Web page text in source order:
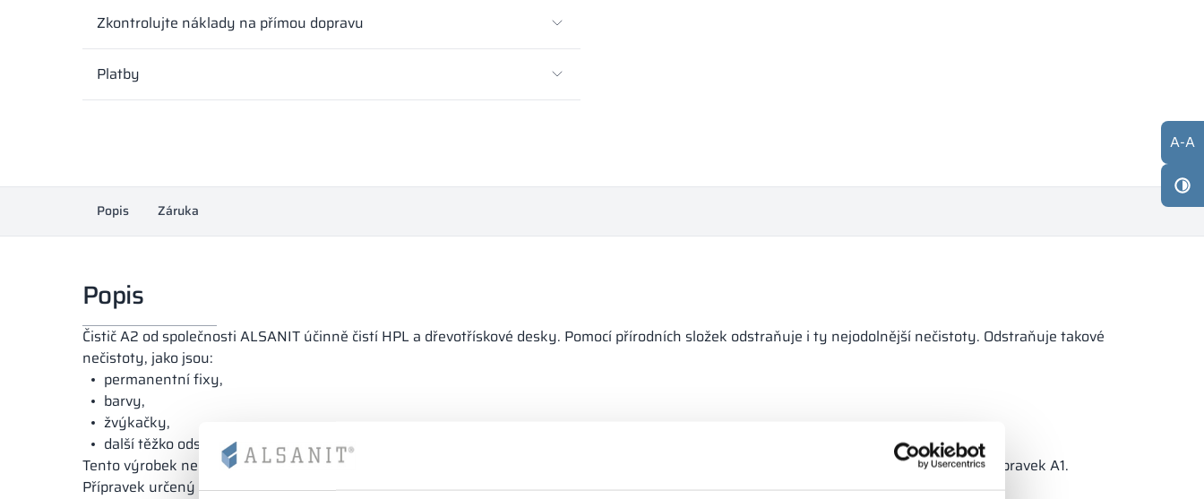
Zkontrolujte náklady na přímou dopravu
Platby
Popis Záruka
Popis
Čistič A2 od společnosti ALSANIT účinně čistí HPL a dřevotřískové desky. Pomocí přírodních složek odstraňuje i ty nejodolnější nečistoty. Odstraňuje takové
nečistoty, jako jsou:
permanentní fixy,
barvy,
žvýkačky,
další těžko odstranitelné nečistoty.
Tento výrobek není určen ke každodenní údržbě, ale k odstraňování extrémně obtížných nečistot. Pro každodenní údržbu doporučujeme přípravek A1.
Přípravek určený k profesionálnímu použití, před použitím si přečtěte etiketu
A-A